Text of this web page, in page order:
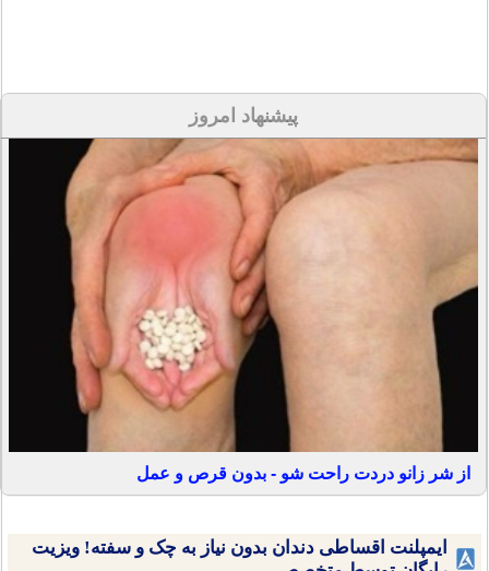
پیشنهاد امروز
از شر زانو دردت راحت شو - بدون قرص و عمل
ایمپلنت اقساطی دندان بدون نیاز به چک و سفته! ویزیت